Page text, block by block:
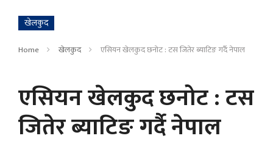
खेलकुद
Home खेलकुद एसियन खेलकुद छनोट : टस जितेर ब्याटिङ गर्दै नेपाल
एसियन खेलकुद छनोट : टस
जितेर ब्याटिङ गर्दै नेपाल